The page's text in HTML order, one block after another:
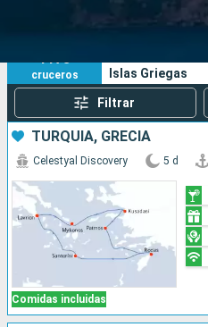
1178
cruceros
Islas Griegas
Filtrar
TURQUÍA, GRECIA
Comidas incluidas
Celestyal Discovery 5 d